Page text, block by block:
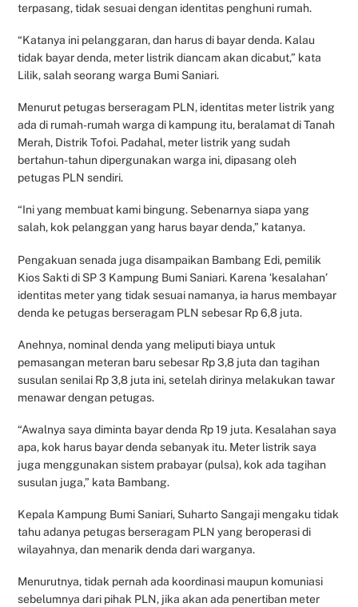
terpasang, tidak sesuai dengan identitas penghuni rumah.
“Katanya ini pelanggaran, dan harus di bayar denda. Kalau
tidak bayar denda, meter listrik diancam akan dicabut,” kata
Lilik, salah seorang warga Bumi Saniari.
Menurut petugas berseragam PLN, identitas meter listrik yang
ada di rumah-rumah warga di kampung itu, beralamat di Tanah
Merah, Distrik Tofoi. Padahal, meter listrik yang sudah
bertahun-tahun dipergunakan warga ini, dipasang oleh
petugas PLN sendiri.
“Ini yang membuat kami bingung. Sebenarnya siapa yang
salah, kok pelanggan yang harus bayar denda,” katanya.
Pengakuan senada juga disampaikan Bambang Edi, pemilik
Kios Sakti di SP 3 Kampung Bumi Saniari. Karena ‘kesalahan’
identitas meter yang tidak sesuai namanya, ia harus membayar
denda ke petugas berseragam PLN sebesar Rp 6,8 juta.
Anehnya, nominal denda yang meliputi biaya untuk
pemasangan meteran baru sebesar Rp 3,8 juta dan tagihan
susulan senilai Rp 3,8 juta ini, setelah dirinya melakukan tawar
menawar dengan petugas.
“Awalnya saya diminta bayar denda Rp 19 juta. Kesalahan saya
apa, kok harus bayar denda sebanyak itu. Meter listrik saya
juga menggunakan sistem prabayar (pulsa), kok ada tagihan
susulan juga,” kata Bambang.
Kepala Kampung Bumi Saniari, Suharto Sangaji mengaku tidak
tahu adanya petugas berseragam PLN yang beroperasi di
wilayahnya, dan menarik denda dari warganya.
Menurutnya, tidak pernah ada koordinasi maupun komuniasi
sebelumnya dari pihak PLN, jika akan ada penertiban meter